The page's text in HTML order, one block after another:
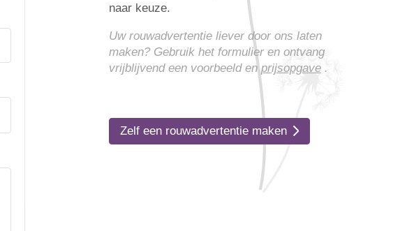
naar keuze.
Uw rouwadvertentie liever door ons laten
maken? Gebruik het formulier en ontvang
vrijblijvend een voorbeeld enprijsopgave.
Zelf een rouwadvertentie maken